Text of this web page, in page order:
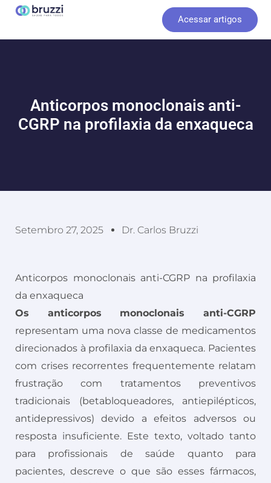
o
Acessar artigos
Anticorpos monoclonais anti-
CGRP na profilaxia da enxaqueca
Setembro 27, 2025 Dr. Carlos Bruzzi
Anticorpos monoclonais anti-CGRP na profilaxia
da enxaqueca
Os anticorpos monoclonais anti-CGRP
representam uma nova classe de medicamentos
direcionados à profilaxia da enxaqueca. Pacientes
com crises recorrentes frequentemente relatam
frustração com tratamentos preventivos
tradicionais (betabloqueadores, antiepilépticos,
antidepressivos) devido a efeitos adversos ou
resposta insuficiente. Este texto, voltado tanto
para profissionais de saúde quanto para
pacientes, descreve o que são esses fármacos,